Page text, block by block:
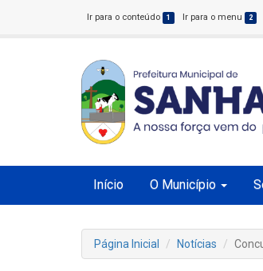
Ir para o conteúdo 1 Ir para o menu 2
Início O Município
Página Inicial Notícias